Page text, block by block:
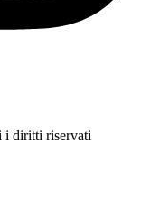
i diritti riservati